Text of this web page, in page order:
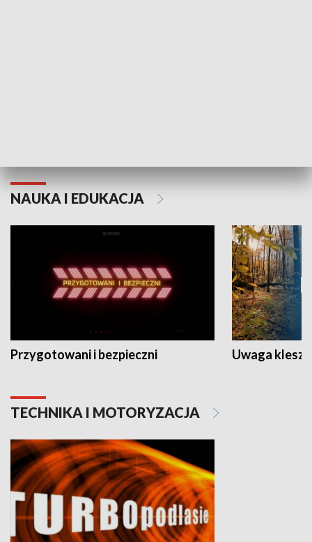
NAUKA I EDUKACJA
Przygotowani i bezpieczni Uwaga
TECHNIKA I MOTORYZACJA